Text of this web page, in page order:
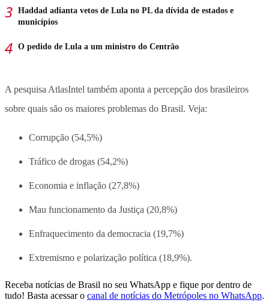
Haddad adianta vetos de Lula no PL da dívida de estados e
municípios
O pedido de Lula a um ministro do Centrão
A pesquisa AtlasIntel também aponta a percepção dos brasileiros
sobre quais são os maiores problemas do Brasil. Veja:
Corrupção (54,5%)
Tráfico de drogas (54,2%)
Economia e inflação (27,8%)
Mau funcionamento da Justiça (20,8%)
Enfraquecimento da democracia (19,7%)
Extremismo e polarização política (18,9%).
Receba notícias de Brasil no seu WhatsApp e fique por dentro de
tudo! Basta acessar o canal de notícias do Metrópoles no WhatsApp.